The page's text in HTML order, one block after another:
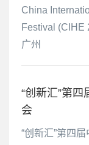
China
Festival (CIHE
广州
“创新汇”第
会
“创新汇”第四